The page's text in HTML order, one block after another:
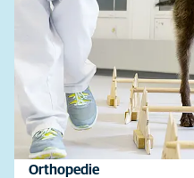
Orthopedie